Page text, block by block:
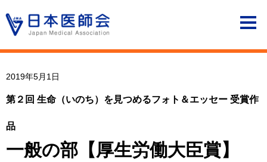
2019年5月1日
第２回 生命（いのち）を見つめるフォト＆エッセー 受賞作
品
一般の部【厚生労働大臣賞】